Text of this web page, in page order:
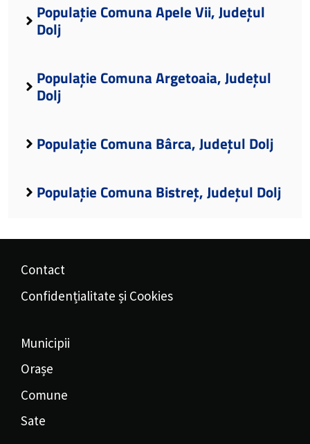
Populație Comuna Apele Vii, Județul
Dolj
Populație Comuna Argetoaia, Județul
Dolj
Populație Comuna Bârca, Județul Dolj
Populație Comuna Bistreț, Județul Dolj
Contact
Confidențialitate și Cookies
Municipii
Orașe
Comune
Sate